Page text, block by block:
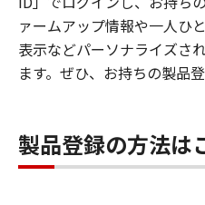
ァームアップ情報や一人ひ
表示などパーソナライズさ
ます。ぜひ、お持ちの製品
製品登録の方法は